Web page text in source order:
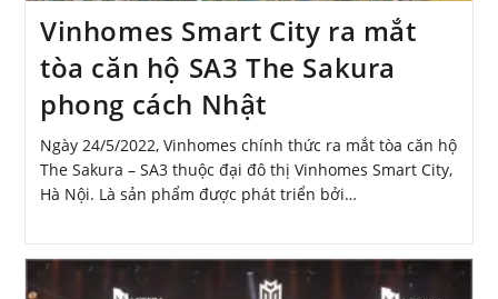
Vinhomes Smart City ra mắt
tòa căn hộ SA3 The Sakura
phong cách Nhật
Ngày 24/5/2022, Vinhomes chính thức ra mắt tòa căn hộ
The Sakura – SA3 thuộc đại đô thị Vinhomes Smart City,
Hà Nội. Là sản phẩm được phát triển bởi…